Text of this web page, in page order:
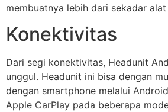
membuatnya lebih dari sekadar alat
Konektivitas
Dari segi konektivitas, Headunit
unggul. Headunit ini bisa dengan
dengan smartphone melalui
Apple CarPlay pada beberapa